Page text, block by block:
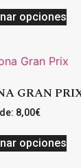
opciones
GRAN
8,00€
opciones